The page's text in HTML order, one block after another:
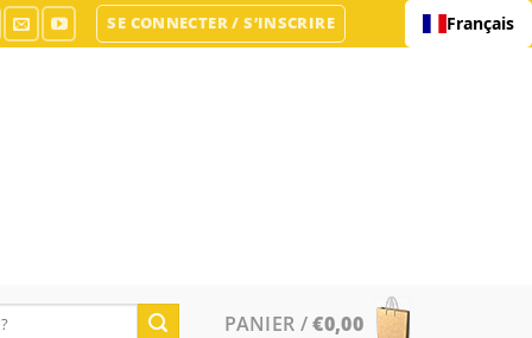
SE CONNECTER / S’INSCRIRE Français
PANIER /€0,00